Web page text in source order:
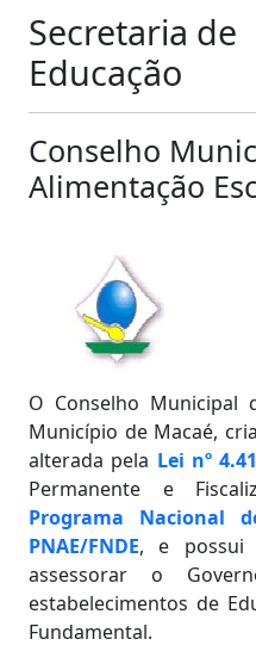
Secretaria de
Educação
Conselho
Alimentação
O Conselho Municipal
Município de Macaé,
alterada pela Lei nº
Permanente e
Programa Nacional
PNAE/FNDE, e possui
assessorar o
estabelecimentos de
Fundamental.